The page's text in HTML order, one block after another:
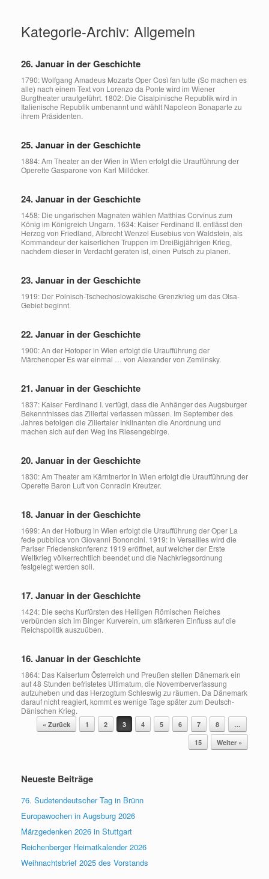
springenKategorie-Archiv: Allgemein
26. Januar in der Geschichte
1790: Wolfgang Amadeus Mozarts Oper Così fan tutte (So machen es
alle) nach einem Text von Lorenzo da Ponte wird im Wiener
Burgtheater uraufgeführt. 1802: Die Cisalpinische Republik wird in
Italienische Republik umbenannt und wählt Napoleon Bonaparte zu
ihrem Präsidenten.
25. Januar in der Geschichte
1884: Am Theater an der Wien in Wien erfolgt die Uraufführung der
Operette Gasparone von Karl Millöcker.
24. Januar in der Geschichte
1458: Die ungarischen Magnaten wählen Matthias Corvinus zum
König im Königreich Ungarn. 1634: Kaiser Ferdinand II. entlässt den
Herzog von Friedland, Albrecht Wenzel Eusebius von Waldstein, als
Kommandeur der kaiserlichen Truppen im Dreißigjährigen Krieg,
nachdem dieser in Verdacht geraten ist, einen Putsch zu planen.
23. Januar in der Geschichte
1919: Der Polnisch-Tschechoslowakische Grenzkrieg um das Olsa-
Gebiet beginnt.
22. Januar in der Geschichte
1900: An der Hofoper in Wien erfolgt die Uraufführung der
Märchenoper Es war einmal … von Alexander von Zemlinsky.
21. Januar in der Geschichte
1837: Kaiser Ferdinand I. verfügt, dass die Anhänger des Augsburger
Bekenntnisses das Zillertal verlassen müssen. Im September des
Jahres befolgen die Zillertaler Inklinanten die Anordnung und
machen sich auf den Weg ins Riesengebirge.
20. Januar in der Geschichte
1830: Am Theater am Kärntnertor in Wien erfolgt die Uraufführung der
Operette Baron Luft von Conradin Kreutzer.
18. Januar in der Geschichte
1699: An der Hofburg in Wien erfolgt die Uraufführung der Oper La
fede pubblica von Giovanni Bononcini. 1919: In Versailles wird die
Pariser Friedenskonferenz 1919 eröffnet, auf welcher der Erste
Weltkrieg völkerrechtlich beendet und die Nachkriegsordnung
festgelegt werden soll.
17. Januar in der Geschichte
1424: Die sechs Kurfürsten des Heiligen Römischen Reiches
verbünden sich im Binger Kurverein, um stärkeren Einfluss auf die
Reichspolitik auszuüben.
16. Januar in der Geschichte
1864: Das Kaisertum Österreich und Preußen stellen Dänemark ein
auf 48 Stunden befristetes Ultimatum, die Novemberverfassung
aufzuheben und das Herzogtum Schleswig zu räumen. Da Dänemark
darauf nicht reagiert, kommt es wenige Tage später zum Deutsch-
Dänischen Krieg.
Beitragsnavigation
« Zurück 1 2 3 4 5 6 7 8
…
15
Weiter »
Neueste Beiträge
76. Sudetendeutscher Tag in Brünn
Europawochen in Augsburg 2026
Märzgedenken 2026 in Stuttgart
Reichenberger Heimatkalender 2026
Weihnachtsbrief 2025 des Vorstands